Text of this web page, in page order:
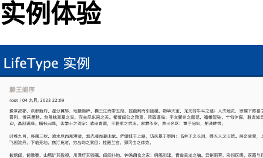
实例体验